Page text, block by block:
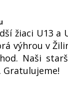
žiaci U13
výhrou v
Naši
Gratulujeme!